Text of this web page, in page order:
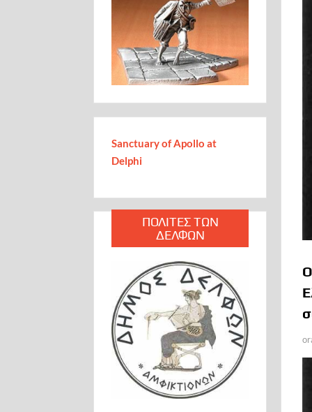
Sanctuary of Apollo at
Delphi
ΠΟΛΙΤΕΣ ΤΩΝ
ΔΕΛΦΩΝ